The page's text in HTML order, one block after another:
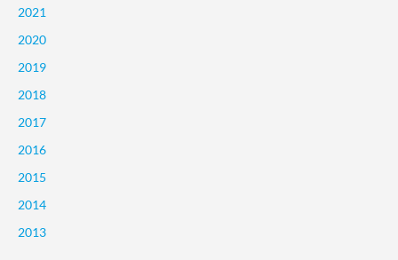
2021
2020
2019
2018
2017
2016
2015
2014
2013